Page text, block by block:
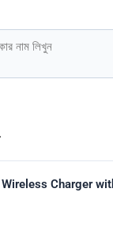
Charger